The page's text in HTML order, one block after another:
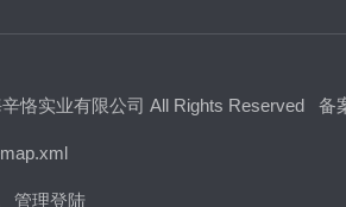
恪实业有限公司 All Rights Reserved 备
管理登陆